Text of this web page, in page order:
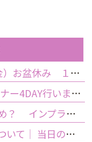
8月１１日（祝）ー１４日（金）お盆休み １５日土曜日から診療しております
2025インプラント歯周病セミナー4DAY行いました
電子タバコも禁煙しなきゃだめ？ インプラント手術前後の喫煙が及ぼす影響とは？
インプラント手術後の食事について｜ 当日の注意点・いつから普通の食事ができる？